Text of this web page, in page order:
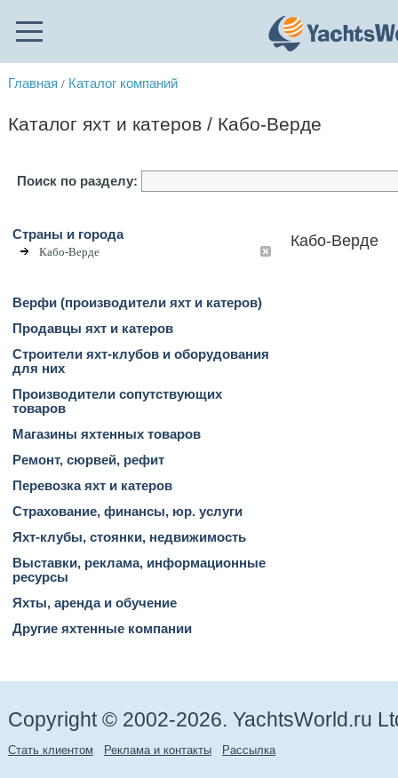
Главная / Каталог компаний
Каталог яхт и катеров / Кабо-Верде
Поиск по разделу:
Страны и города
Кабо-Верде
Верфи (производители яхт и катеров)
Продавцы яхт и катеров
Строители яхт-клубов и оборудования
для них
Производители сопутствующих
товаров
Магазины яхтенных товаров
Ремонт, сюрвей, рефит
Перевозка яхт и катеров
Страхование, финансы, юр. услуги
Яхт-клубы, стоянки, недвижимость
Выставки, реклама, информационные
ресурсы
Яхты, аренда и обучение
Другие яхтенные компании
Кабо-Верде
Copyright © 2002-2026. YachtsWorld.ru
Стать клиентом Реклама и контакты Рассылка